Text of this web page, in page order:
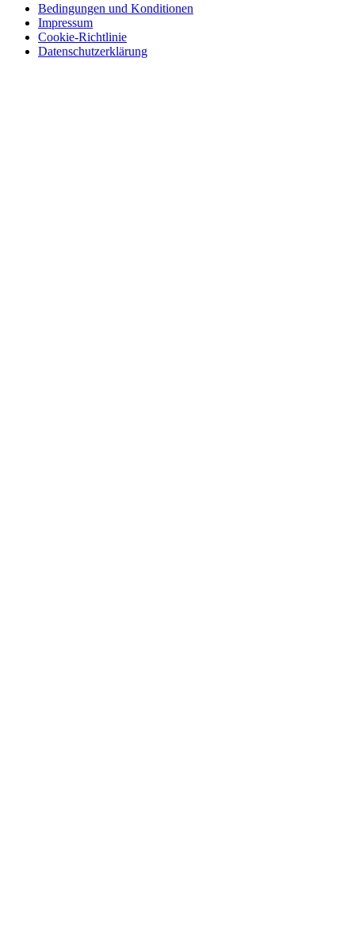
Bedingungen und Konditionen
Impressum
Cookie-Richtlinie
Datenschutzerklärung